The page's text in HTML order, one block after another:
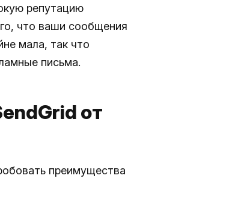
репутацию
что ваши сообщения
мала, так что
письма.
от
преимущества